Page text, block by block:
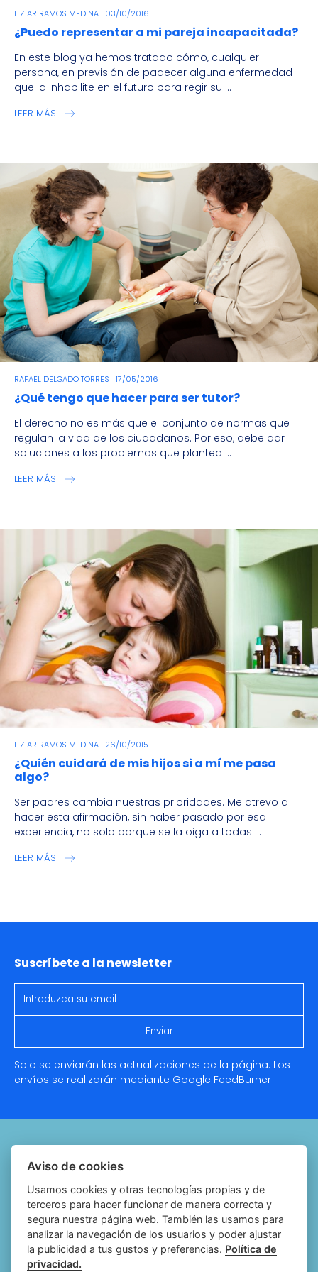
ITZIAR RAMOS MEDINA 03/10/2016
¿Puedo representar a mi pareja incapacitada?
En este blog ya hemos tratado cómo, cualquier
persona, en previsión de padecer alguna enfermedad
que la inhabilite en el futuro para regir su ...
LEER MÁS
RAFAEL DELGADO TORRES 17/05/2016
¿Qué tengo que hacer para ser tutor?
El derecho no es más que el conjunto de normas que
regulan la vida de los ciudadanos. Por eso, debe dar
soluciones a los problemas que plantea ...
LEER MÁS
ITZIAR RAMOS MEDINA 26/10/2015
¿Quién cuidará de mis hijos si a mí me pasa
algo?
Ser padres cambia nuestras prioridades. Me atrevo a
hacer esta afirmación, sin haber pasado por esa
experiencia, no solo porque se la oiga a todas ...
LEER MÁS
Suscríbete a la newsletter
Solo se enviarán las actualizaciones de la página. Los
envíos se realizarán mediante Google FeedBurner
Política de cookies
Política de privacidad
Aviso legal
Aviso de cookies
Usamos cookies y otras tecnologías propias y de
terceros para hacer funcionar de manera correcta y
segura nuestra página web. También las usamos para
analizar la navegación de los usuarios y poder ajustar
la publicidad a tus gustos y preferencias. Política de
privacidad.